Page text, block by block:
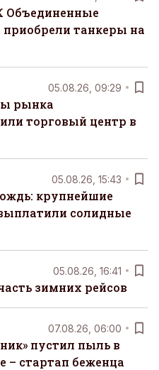
танкеры на
05.08.26, 09:29
рынка
торговый центр в
05.08.26, 15:43
крупнейшие
солидные
05.08.26, 16:41
зимних рейсов
07.08.26, 06:00
пустил пыль в
– стартап беженца